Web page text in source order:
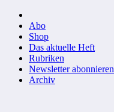
Abo
Shop
Das aktuelle Heft
Rubriken
Newsletter abonnieren
Archiv